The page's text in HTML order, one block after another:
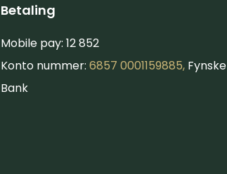
Betaling
Mobile pay: 12 852
Konto nummer:6857 0001159885, Fynske
Bank